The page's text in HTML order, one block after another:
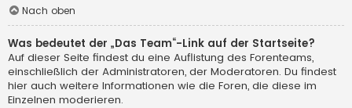
Nach oben
Was bedeutet der „Das Team“-Link auf der Startseite?
Auf dieser Seite findest du eine Auflistung des Forenteams,
einschließlich der Administratoren, der Moderatoren. Du findest
hier auch weitere Informationen wie die Foren, die diese im
Einzelnen moderieren.